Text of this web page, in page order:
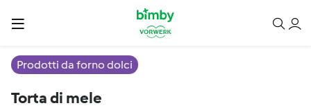
Prodotti da forno dolci
Torta di mele